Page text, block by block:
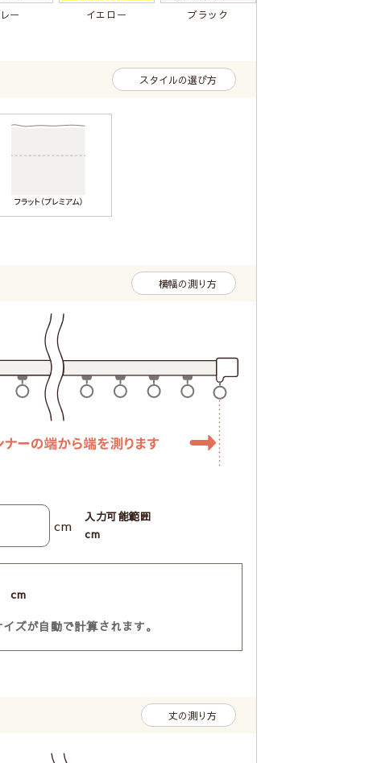
ー イエロー ブラック
スタイルの選び方
横幅の測り方
cm
入力可能範囲
cm
cm
ズが自動で計算されます。
丈の測り方